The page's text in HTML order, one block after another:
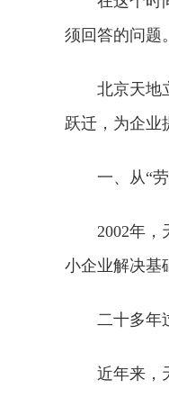
须回答的问题。
北京天地
跃迁，为企业
一、从“
2002年，
小企业解决基
二十多年
近年来，